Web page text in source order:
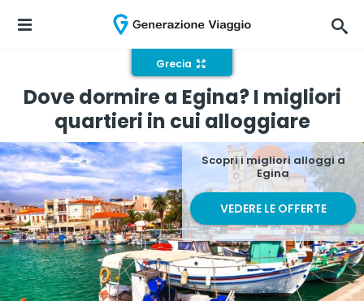
Grecia
Dove dormire a Egina? I migliori
quartieri in cui alloggiare
Scopri i migliori alloggi a
Egina
VEDERE LE OFFERTE